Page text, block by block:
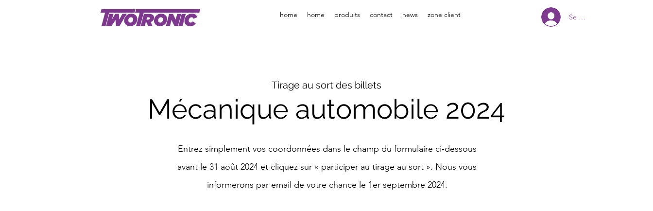
home home produits contact news zone client Se connecter
Tirage au sort des billets
Mécanique automobile 2024
Entrez simplement vos coordonnées dans le champ du formulaire ci-dessous
avant le 31 août 2024 et cliquez sur « participer au tirage au sort ». Nous vous
informerons par email de votre chance le 1er septembre 2024.